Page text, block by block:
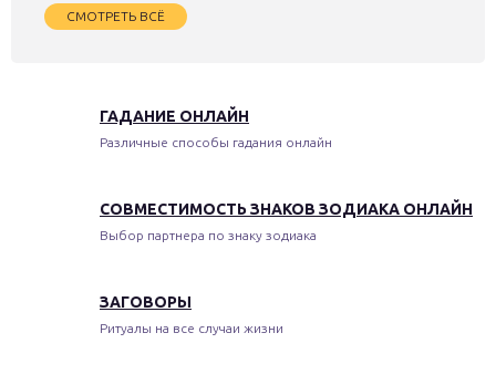
СМОТРЕТЬ ВСЁ
ГАДАНИЕ ОНЛАЙН
Различные способы гадания онлайн
СОВМЕСТИМОСТЬ ЗНАКОВ ЗОДИАКА ОНЛАЙН
Выбор партнера по знаку зодиака
ЗАГОВОРЫ
Ритуалы на все случаи жизни